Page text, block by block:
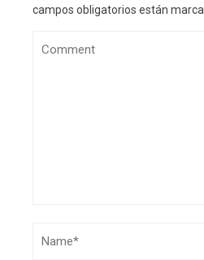
campos obligatorios están